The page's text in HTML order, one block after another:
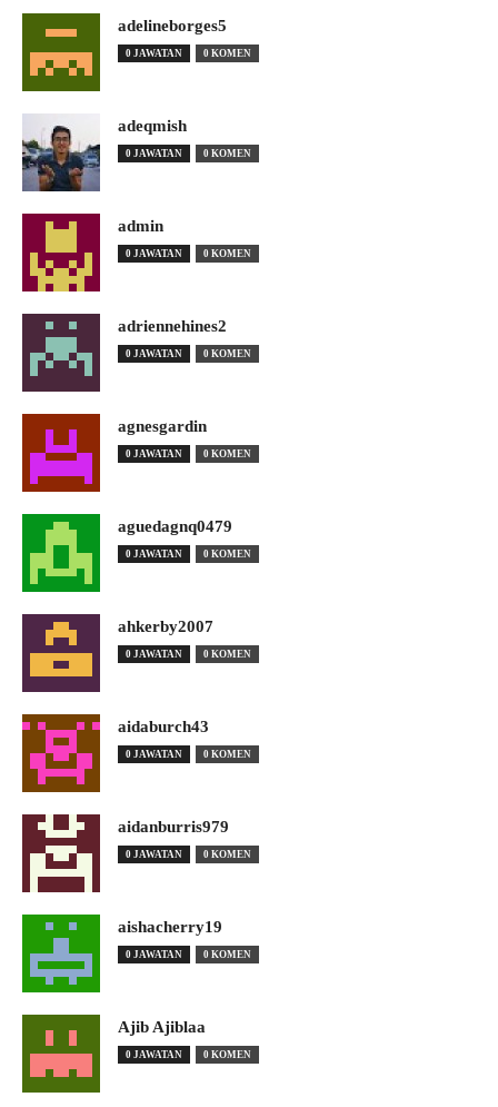
adelineborges5
0 JAWATAN 0 KOMEN
adeqmish
0 JAWATAN 0 KOMEN
admin
0 JAWATAN 0 KOMEN
adriennehines2
0 JAWATAN 0 KOMEN
agnesgardin
0 JAWATAN 0 KOMEN
aguedagnq0479
0 JAWATAN 0 KOMEN
ahkerby2007
0 JAWATAN 0 KOMEN
aidaburch43
0 JAWATAN 0 KOMEN
aidanburris979
0 JAWATAN 0 KOMEN
aishacherry19
0 JAWATAN 0 KOMEN
Ajib Ajiblaa
0 JAWATAN 0 KOMEN